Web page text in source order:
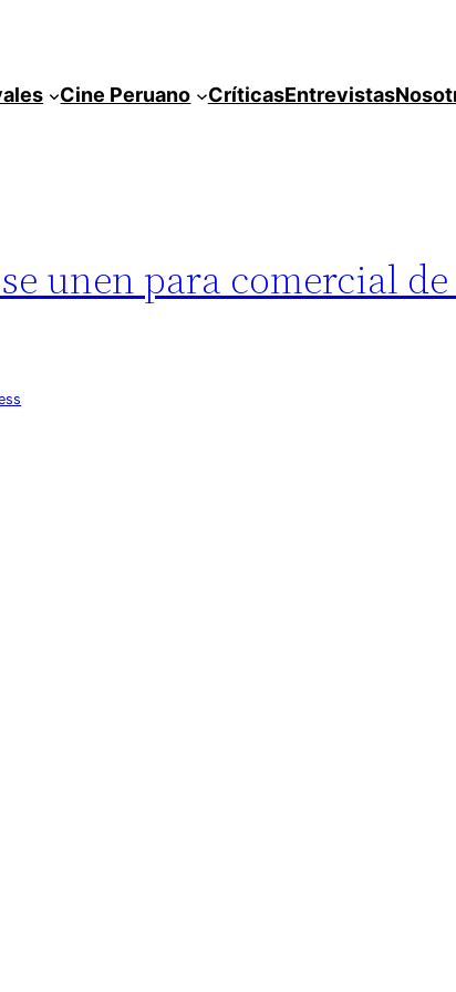
Cine Peruano CríticasEntrevistas
unen para comercial